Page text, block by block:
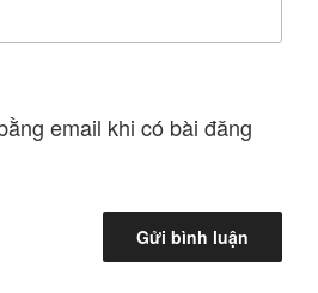
email khi có bài đăng